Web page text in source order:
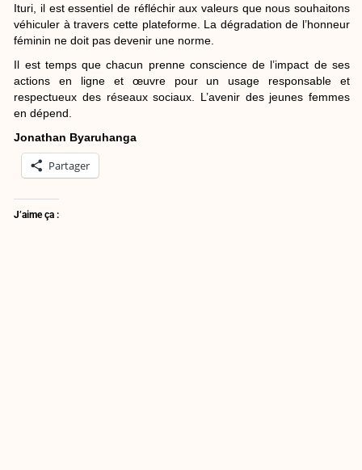
Ituri, il est essentiel de réfléchir aux valeurs que nous souhaitons
véhiculer à travers cette plateforme. La dégradation de l’honneur
féminin ne doit pas devenir une norme.
Il est temps que chacun prenne conscience de l’impact de ses
actions en ligne et œuvre pour un usage responsable et
respectueux des réseaux sociaux. L’avenir des jeunes femmes
en dépend.
Jonathan Byaruhanga
Partager
J’aime ça :